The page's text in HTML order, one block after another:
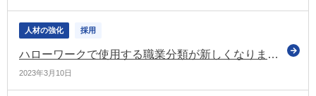
人材の強化 採用
ハローワークで使用する職業分類が新しくなります 注意点などをお知らせ（厚労省）
2023年3月10日